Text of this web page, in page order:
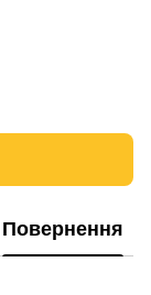
Повернення